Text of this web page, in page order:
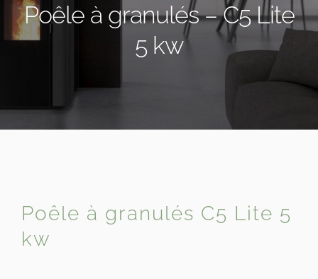
Poêle à granulés – C5 Lite
5 kw
Poêle à granulés C5 Lite 5
kw